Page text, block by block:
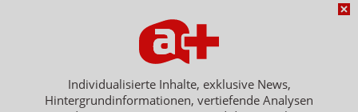
Hinweisgebersystem
Vertrag widerrufen
Individualisierte Inhalte, exklusive News,
Hintergrundinformationen, vertiefende Analysen